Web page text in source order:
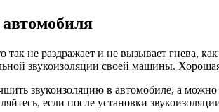
так не раздражает и не вызывает гнева,
звукоизоляции своей машины.
звукоизоляцию в автомобиле, а можно
если после установки